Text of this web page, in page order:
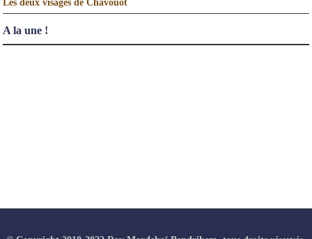
Les deux visages de Chavouot
A la une !